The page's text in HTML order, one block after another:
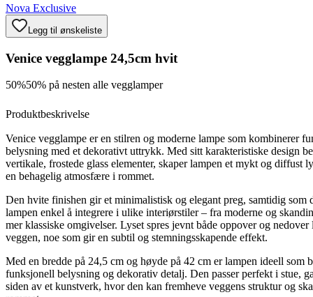
Nova Exclusive
Legg til ønskeliste
Venice vegglampe 24,5cm hvit
50%50% på nesten alle vegglamper
Produktbeskrivelse
Venice vegglampe er en stilren og moderne lampe som kombinerer
belysning med et dekorativt uttrykk. Med sitt karakteristiske design
vertikale, frostede glass elementer, skaper lampen et mykt og diffust
en behagelig atmosfære i rommet.
Den hvite finishen gir et minimalistisk og elegant preg, samtidig som
lampen enkel å integrere i ulike interiørstiler – fra moderne og
mer klassiske omgivelser. Lyset spres jevnt både oppover og nedover
veggen, noe som gir en subtil og stemningsskapende effekt.
Med en bredde på 24,5 cm og høyde på 42 cm er lampen ideell som
funksjonell belysning og dekorativ detalj. Den passer perfekt i stue,
siden av et kunstverk, hvor den kan fremheve veggens struktur og